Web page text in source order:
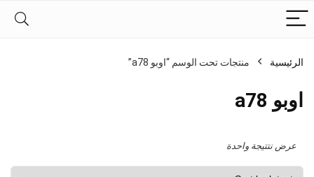
الرئيسية منتجات تحت الوسم “اوبو a78”
اوبو a78
عرض نتتيجة واحدة